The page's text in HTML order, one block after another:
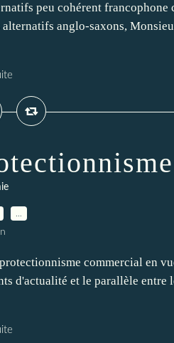
peu cohérent francophone
anglo-saxons,
commercial en
d'actualité et le parallèle entre